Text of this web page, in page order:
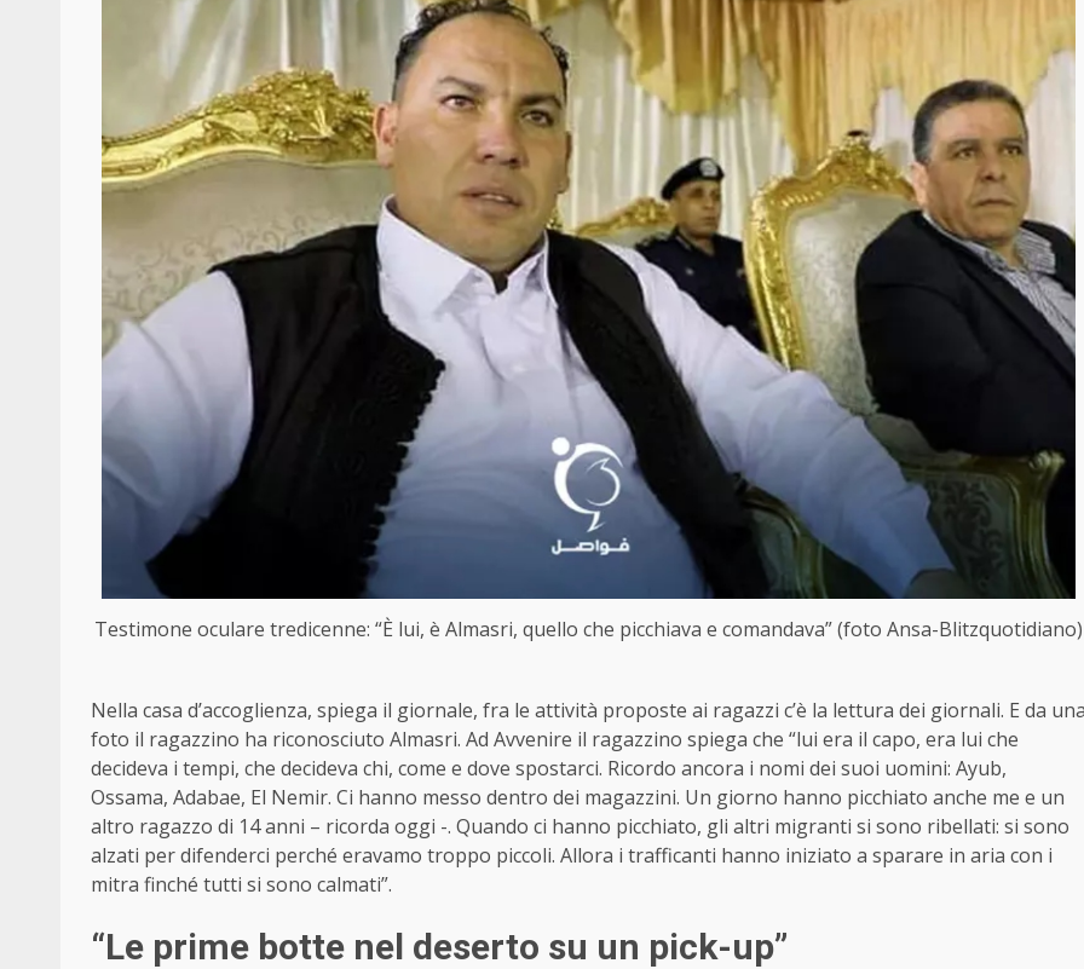
Testimone oculare tredicenne: “È lui, è Almasri, quello che picchiava e comandava” (foto Ansa-Blitzquotidiano)
Nella casa d’accoglienza, spiega il giornale, fra le attività proposte ai ragazzi c’è la lettura dei giornali. E da
foto il ragazzino ha riconosciuto Almasri. Ad Avvenire il ragazzino spiega che “lui era il capo, era lui che
decideva i tempi, che decideva chi, come e dove spostarci. Ricordo ancora i nomi dei suoi uomini: Ayub,
Ossama, Adabae, El Nemir. Ci hanno messo dentro dei magazzini. Un giorno hanno picchiato anche me e un
altro ragazzo di 14 anni – ricorda oggi -. Quando ci hanno picchiato, gli altri migranti si sono ribellati: si sono
alzati per difenderci perché eravamo troppo piccoli. Allora i trafficanti hanno iniziato a sparare in aria con i
mitra finché tutti si sono calmati”.
“Le prime botte nel deserto su un pick-up”